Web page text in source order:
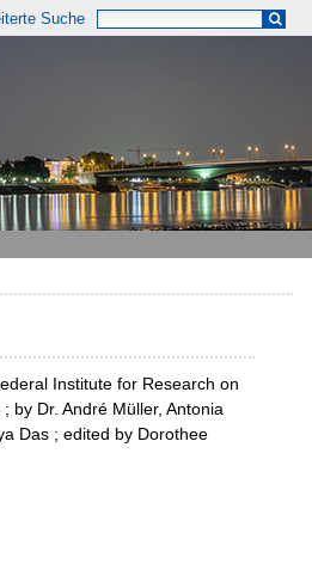
Suche
Institute for Research on
by Dr. André Müller, Antonia
Das ; edited by Dorothee